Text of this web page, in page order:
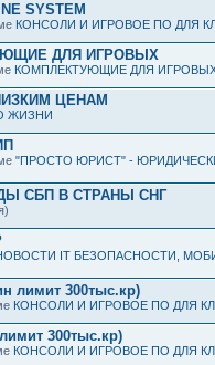
SYSTEM
КОНСОЛИ И ИГРОВОЕ ПО ДЛЯ
ДЛЯ ИГРОВЫХ
КОМПЛЕКТУЮЩИЕ ДЛЯ
ЦЕНАМ
ЖИЗНИ
"ПРОСТО ЮРИСТ" -
СБП В СТРАНЫ СНГ
IT БЕЗОПАСНОСТИ,
лимит 300тыс.кр)
КОНСОЛИ И ИГРОВОЕ ПО ДЛЯ
300тыс.кр)
КОНСОЛИ И ИГРОВОЕ ПО ДЛЯ